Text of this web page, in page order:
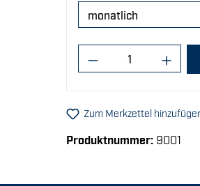
Produkt
Zum Merkzettel
Produktnummer: 9001